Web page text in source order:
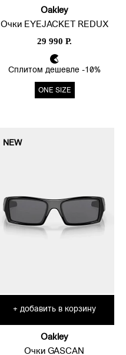
Oakley
Очки EYEJACKET REDUX
29 990 Р.
Сплитом дешевле -10%
ONE SIZE
NEW
+ добавить в корзину
Oakley
Очки GASCAN